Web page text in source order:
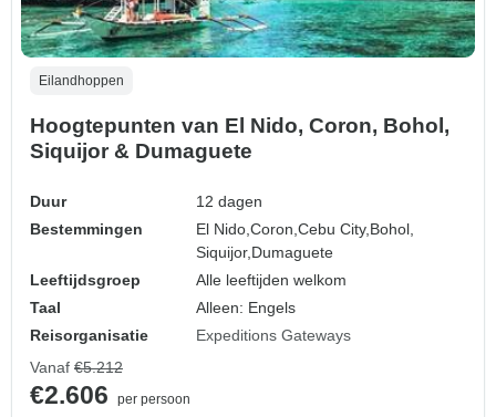
Eilandhoppen
Hoogtepunten van El Nido, Coron, Bohol,
Siquijor & Dumaguete
Duur
12 dagen
Bestemmingen
El Nido,Coron,Cebu City, Bohol,
Siquijor, Dumaguete
Leeftijdsgroep
Alle leeftijden welkom
Taal
Alleen: Engels
Reisorganisatie
Expeditions Gateways
Vanaf €5.212
€2.606
per persoon